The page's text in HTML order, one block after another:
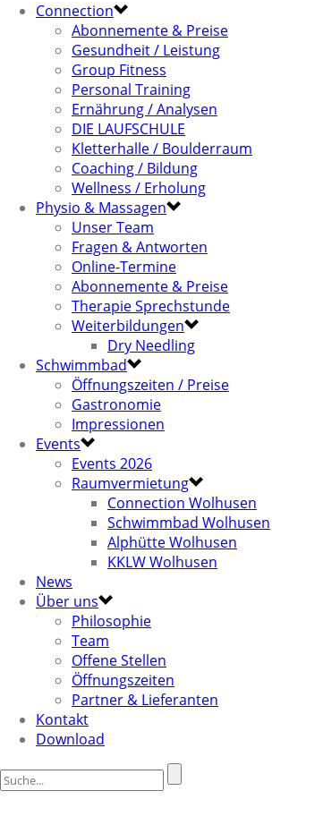
Connection
Abonnemente & Preise
Gesundheit / Leistung
Group Fitness
Personal Training
Ernährung / Analysen
DIE LAUFSCHULE
Kletterhalle / Boulderraum
Coaching / Bildung
Wellness / Erholung
Physio & Massagen
Unser Team
Fragen & Antworten
Online-Termine
Abonnemente & Preise
Therapie Sprechstunde
Weiterbildungen
Dry Needling
Schwimmbad
Öffnungszeiten / Preise
Gastronomie
Impressionen
Events
Events 2026
Raumvermietung
Connection Wolhusen
Schwimmbad Wolhusen
Alphütte Wolhusen
KKLW Wolhusen
News
Über uns
Philosophie
Team
Offene Stellen
Öffnungszeiten
Partner & Lieferanten
Kontakt
Download